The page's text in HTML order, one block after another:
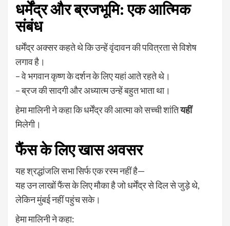
धर्मेंद्र और ब्रजभूमि: एक आत्मिक
संबंध
धर्मेंद्र अक्सर कहते थे कि उन्हें वृंदावन की पवित्रता से विशेष
लगाव है।
– वे भगवान कृष्ण के दर्शन के लिए यहां आते रहते थे।
– ब्रज की सादगी और अध्यात्म उन्हें बहुत भाता था।
हेमा मालिनी ने कहा कि धर्मेंद्र की आत्मा को सच्ची शांतियहीं
मिलेगी।
फैंस के लिए खास अवसर
यह श्रद्धांजलि सभा सिर्फ एक रस्म नहीं है—
यह उन लाखों फैंस के लिए मौका है जो धर्मेंद्र से दिल से जुड़े थे,
लेकिन मुंबई नहीं पहुंच सके।
हेमा मालिनी ने कहा: